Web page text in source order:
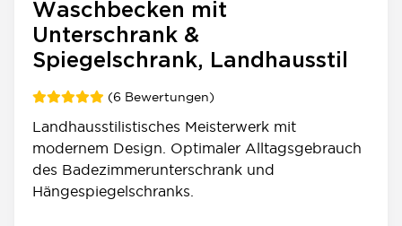
Waschbecken mit
Unterschrank &
Spiegelschrank, Landhausstil
(6 Bewertungen)
Landhausstilistisches Meisterwerk mit
modernem Design. Optimaler Alltagsgebrauch
des Badezimmerunterschrank und
Hängespiegelschranks.